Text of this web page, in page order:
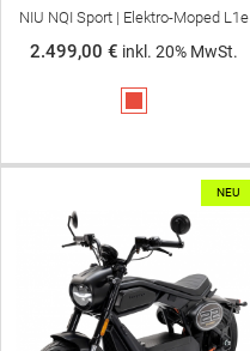
NIU NQI Sport | Elektro-Moped L1e
2.499,00 € inkl. 20% MwSt.
NEU